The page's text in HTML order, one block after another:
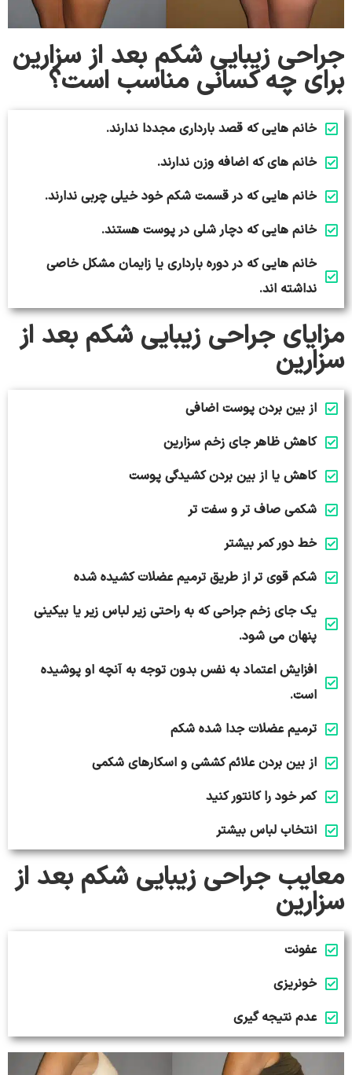
جراحی زیبایی شکم بعد از سزارین
برای چه کسانی مناسب است؟
خانم هایی که قصد بارداری مجددا ندارند.
خانم های که اضافه وزن ندارند.
خانم هایی که در قسمت شکم خود خیلی چربی ندارند.
خانم هایی که دچار شلی در پوست هستند.
خانم هایی که در دوره بارداری یا زایمان مشکل خاصی
نداشته اند.
مزایای جراحی زیبایی شکم بعد از
سزارین
از بین بردن پوست اضافی
کاهش ظاهر جای زخم سزارین
کاهش یا از بین بردن کشیدگی پوست
شکمی صاف تر و سفت تر
خط دور کمر بیشتر
شکم قوی تر از طریق ترمیم عضلات کشیده شده
یک جای زخم جراحی که به راحتی زیر لباس زیر یا بیکینی
پنهان می شود.
افزایش اعتماد به نفس بدون توجه به آنچه او پوشیده
است.
ترمیم عضلات جدا شده شکم
از بین بردن علائم کششی و اسکارهای شکمی
کمر خود را کانتور کنید
انتخاب لباس بیشتر
معایب جراحی زیبایی شکم بعد از
سزارین
عفونت
خونریزی
عدم نتیجه گیری